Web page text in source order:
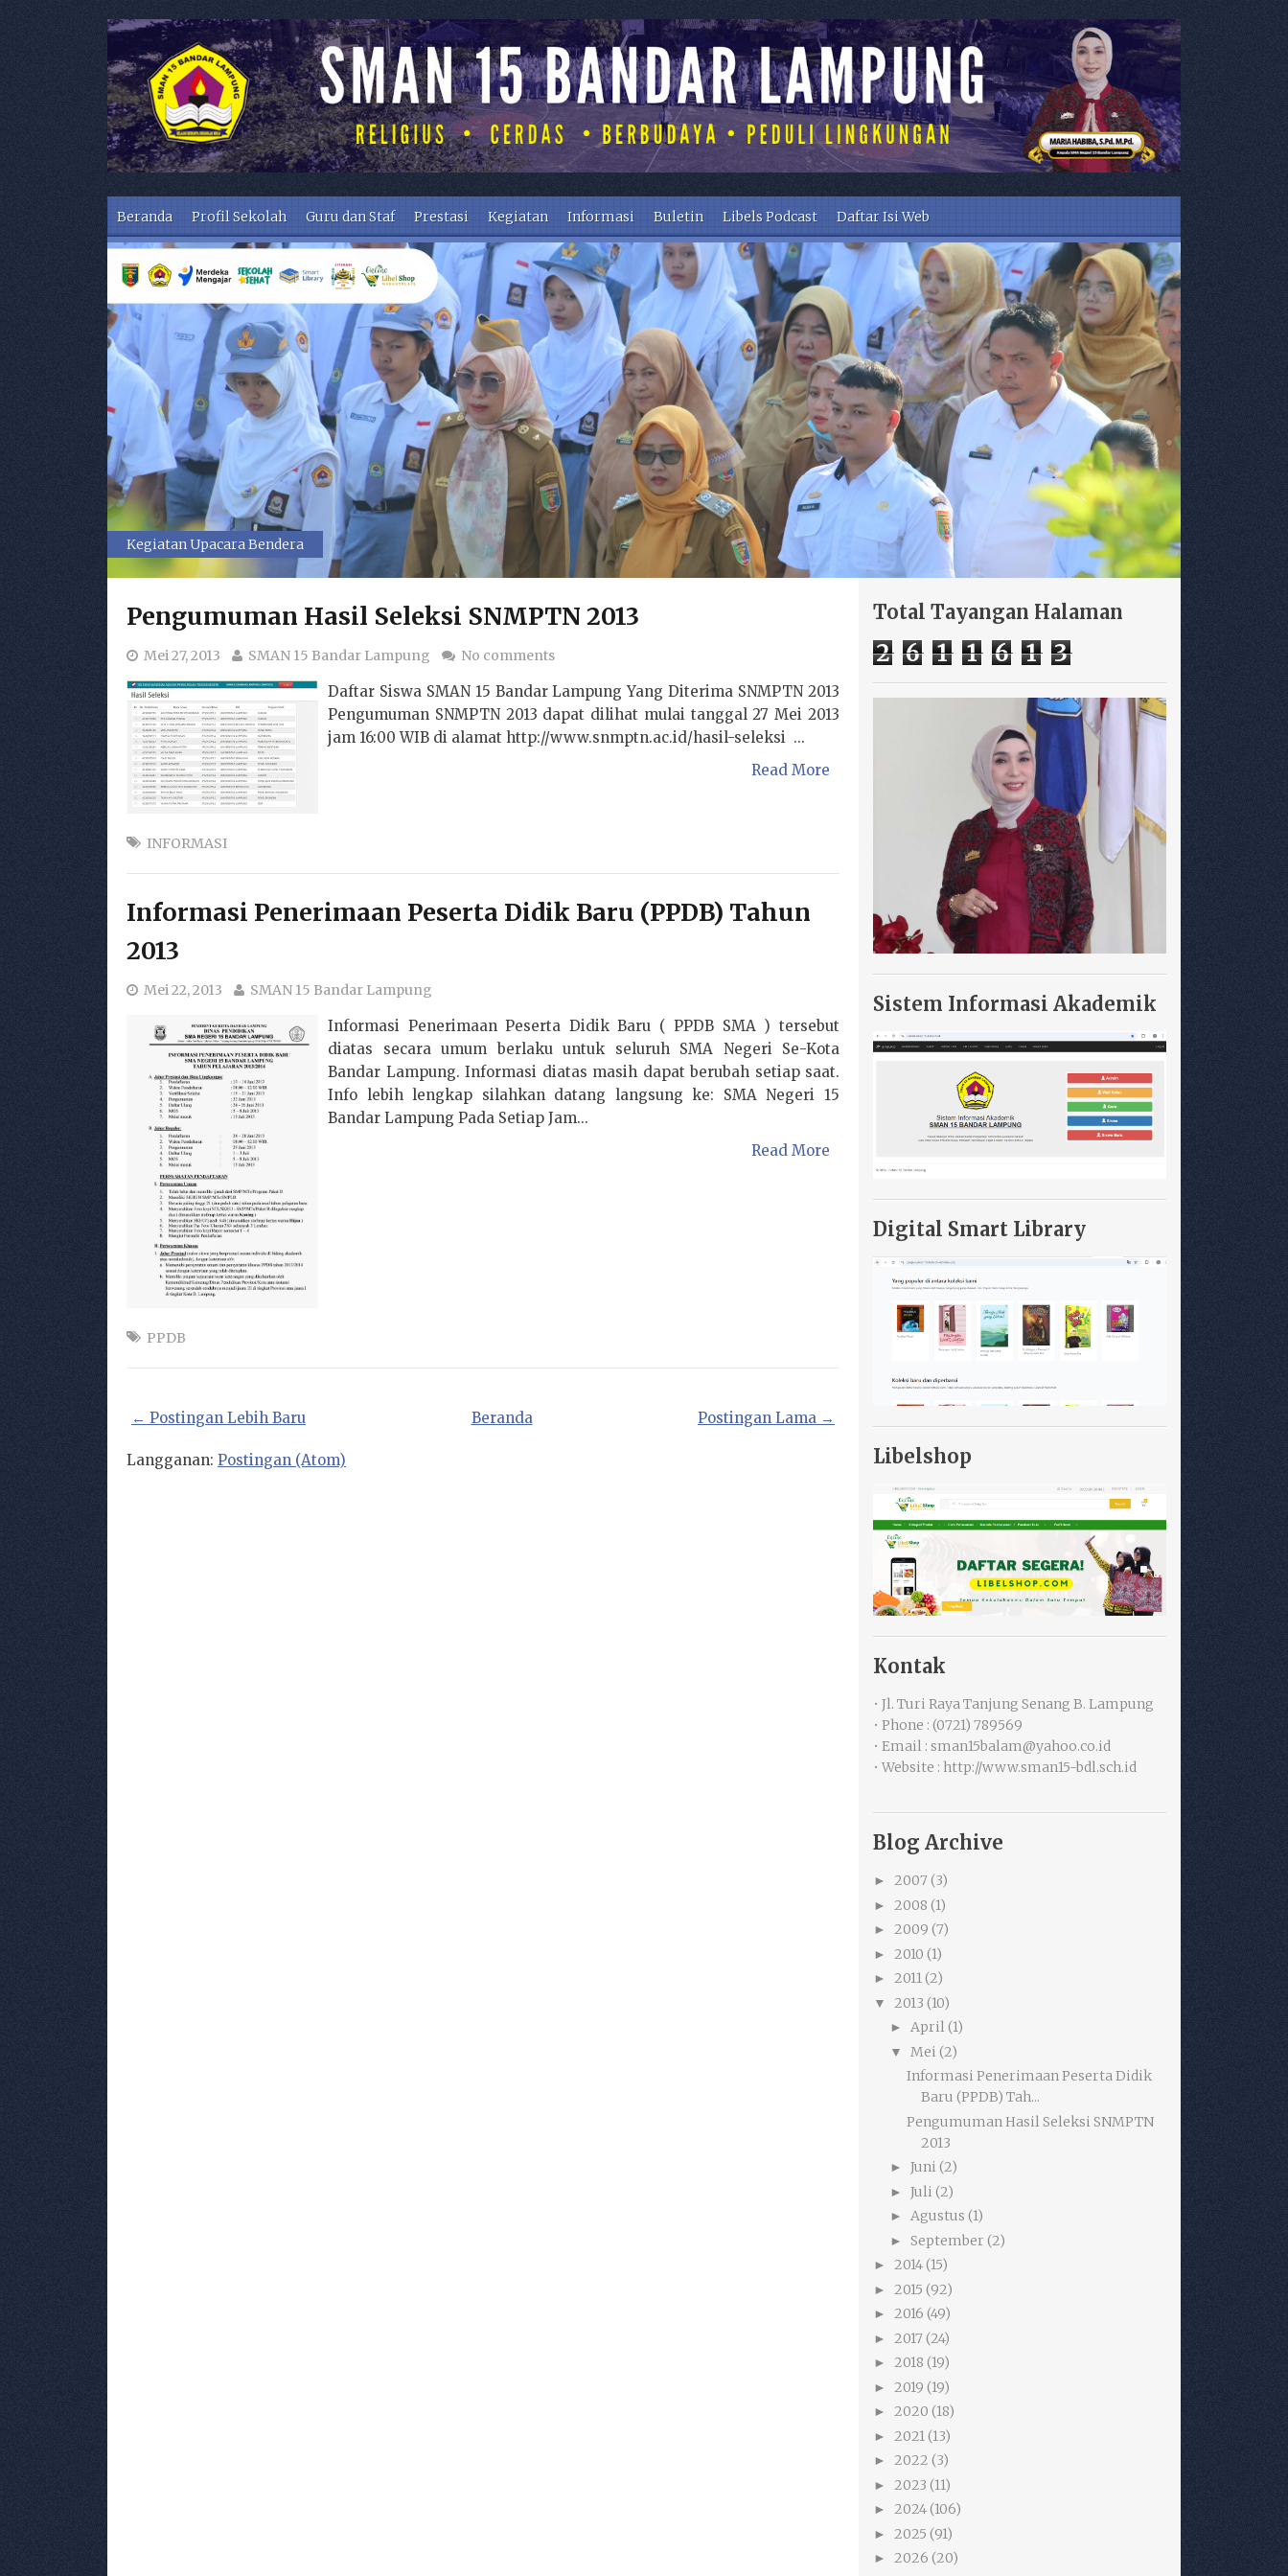
Skip to content
Beranda Profil Sekolah Guru dan Staf Prestasi Kegiatan Informasi Buletin Libels Podcast Daftar Isi Web
Kegiatan Upacara Bendera
Pengumuman Hasil Seleksi SNMPTN 2013
Mei 27, 2013 SMAN 15 Bandar Lampung No comments
Daftar Siswa SMAN 15 Bandar Lampung Yang Diterima SNMPTN 2013
Pengumuman SNMPTN 2013 dapat dilihat mulai tanggal 27 Mei 2013
jam 16:00 WIB di alamat http://www.snmptn.ac.id/hasil-seleksi ...
Read More
INFORMASI
Informasi Penerimaan Peserta Didik Baru (PPDB) Tahun
2013
Mei 22, 2013 SMAN 15 Bandar Lampung
Informasi Penerimaan Peserta Didik Baru ( PPDB SMA ) tersebut
diatas secara umum berlaku untuk seluruh SMA Negeri Se-Kota
Bandar Lampung. Informasi diatas masih dapat berubah setiap saat.
Info lebih lengkap silahkan datang langsung ke: SMA Negeri 15
Bandar Lampung Pada Setiap Jam...
Read More
PPDB
← Postingan Lebih Baru Postingan Lama →
Beranda
Langganan: Postingan (Atom)
Total Tayangan Halaman
2 6 1 1 6 1 3
Sistem Informasi Akademik
Digital Smart Library
Libelshop
Kontak
• Jl. Turi Raya Tanjung Senang B. Lampung
• Phone : (0721) 789569
• Email : sman15balam@yahoo.co.id
• Website : http://www.sman15-bdl.sch.id
Blog Archive
► 2007 (3)
► 2008 (1)
► 2009 (7)
► 2010 (1)
► 2011(2)
▼ 2013 (10)
► April(1)
▼ Mei (2)
Informasi Penerimaan Peserta Didik
Baru (PPDB) Tah...
Pengumuman Hasil Seleksi SNMPTN
2013
► Juni (2)
► Juli (2)
► Agustus (1)
► September (2)
► 2014(15)
► 2015 (92)
► 2016 (49)
► 2017 (24)
► 2018 (19)
► 2019 (19)
► 2020 (18)
► 2021(13)
► 2022 (3)
► 2023 (11)
► 2024(106)
► 2025 (91)
► 2026 (20)